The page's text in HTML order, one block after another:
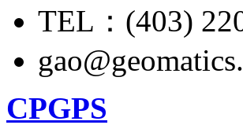
TEL：(403)
CPGPS